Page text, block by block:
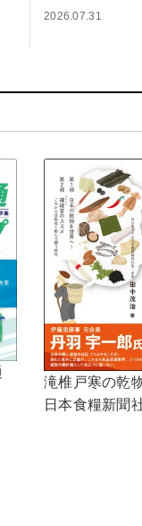
2026.07.31
滝椎戸寒の乾
日本食糧新聞